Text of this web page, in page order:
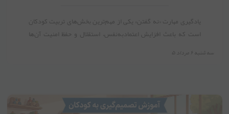
یادگیری مهارت «نه گفتن» یکی از مهم‌ترین بخش‌های تربیت کودکان
است که باعث افزایش اعتمادبه‌نفس، استقلال و حفظ امنیت آن‌ها
سه شنبه ۶ مرداد ۵